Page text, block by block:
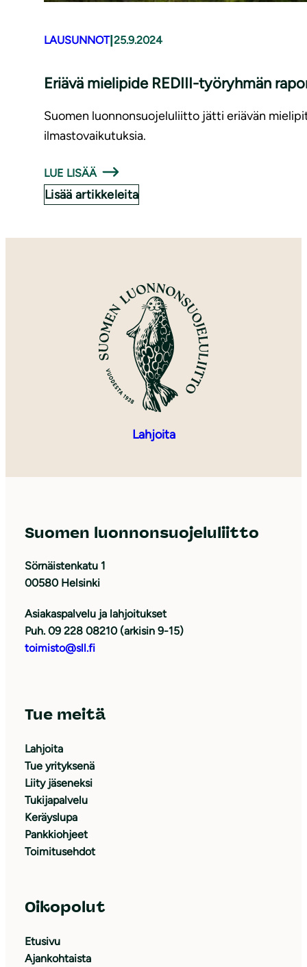
LAUSUNNOT| 25.9.2024
Eriävä mielipide REDIII-työryhmän
Suomen luonnonsuojeluliitto jätti eriävän
ilmastovaikutuksia.
LUE LISÄÄ
Lisää artikkeleita
Lahjoita
Suomen luonnonsuojeluliitto
Sörnäistenkatu 1
00580 Helsinki
Asiakaspalvelu ja lahjoitukset
Puh. 09 228 08210 (arkisin 9-15)
toimisto@sll.fi
Tue meitä
Lahjoita
Tue yrityksenä
Liity jäseneksi
Tukijapalvelu
Keräyslupa
Pankkiohjeet
Toimitusehdot
Oikopolut
Etusivu
Ajankohtaista